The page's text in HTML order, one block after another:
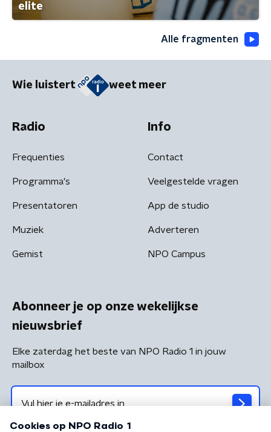
elite
Alle fragmenten
Wie luistert weet meer
Radio
Frequenties
Programma's
Presentatoren
Muziek
Gemist
Info
Contact
Veelgestelde vragen
App de studio
Adverteren
NPO Campus
Abonneer je op onze wekelijkse
nieuwsbrief
Elke zaterdag het beste van NPO Radio 1 in jouw
mailbox